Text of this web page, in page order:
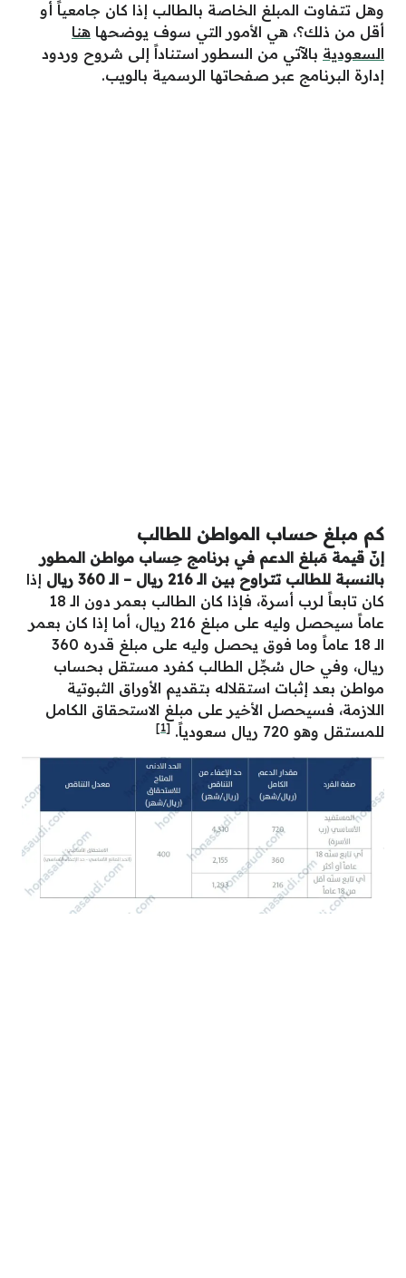
وهل تتفاوت المبلغ الخاصة بالطالب إذا كان جامعياً أو
أقل من ذلك؟، هي الأمور التي سوف يوضحها هنا
السعودية بالآتي من السطور استناداً إلى شروح وردود
إدارة البرنامج عبر صفحاتها الرسمية بالويب.
كم مبلغ حساب المواطن للطالب
إنّ قيمة مَبلغ الدعم في برنامج حِساب مواطن المطور
بالنسبة للطالب تتراوح بين الـ 216 ريال – الـ 360 ريال
إذا
كان تابعاً لرب أسرة، فإذا كان الطالب بعمر دون الـ 18
عاماً سيحصل وليه على مبلغ 216 ريال، أما إذا كان بعمر
الـ 18 عاماً وما فوق يحصل وليه على مبلغ قدره 360
ريال، وفي حال سُجِّل الطالب كفرد مستقل بحساب
مواطن بعد إثبات استقلاله بتقديم الأوراق الثبوتية
اللازمة، فسيحصل الأخير على مبلغ الاستحقاق الكامل
للمستقل وهو 720 ريال سعودياً.
[1]